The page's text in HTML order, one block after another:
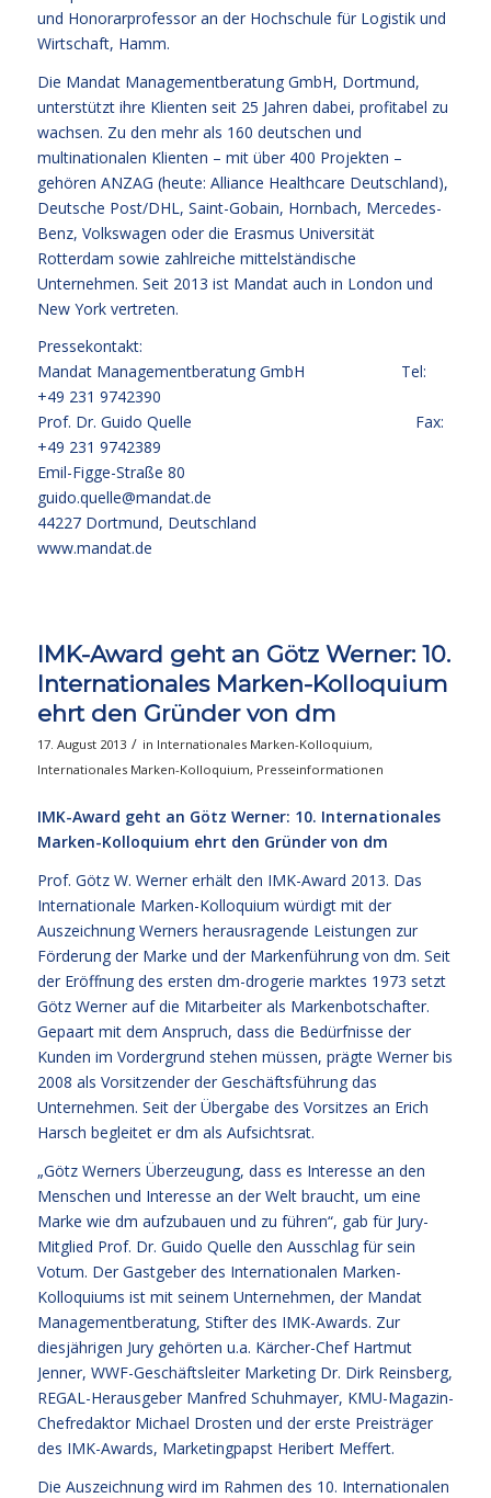
und Honorarprofessor an der Hochschule für Logistik und
Wirtschaft, Hamm.
Die Mandat Managementberatung GmbH, Dortmund,
unterstützt ihre Klienten seit 25 Jahren dabei, profitabel zu
wachsen. Zu den mehr als 160 deutschen und
multinationalen Klienten – mit über 400 Projekten –
gehören ANZAG (heute: Alliance Healthcare Deutschland),
Deutsche Post/DHL, Saint-Gobain, Hornbach, Mercedes-
Benz, Volkswagen oder die Erasmus Universität
Rotterdam sowie zahlreiche mittelständische
Unternehmen. Seit 2013 ist Mandat auch in London und
New York vertreten.
Pressekontakt:
Mandat Managementberatung GmbH Tel:
+49 231 9742390
Prof. Dr. Guido Quelle Fax:
+49 231 9742389
Emil-Figge-Straße 80
guido.quelle@mandat.de
44227 Dortmund, Deutschland
www.mandat.de
IMK-Award geht an Götz Werner: 10.
Internationales Marken-Kolloquium
ehrt den Gründer von dm
17. August 2013 / in Internationales Marken-Kolloquium,
Internationales Marken-Kolloquium, Presseinformationen
IMK-Award geht an Götz Werner: 10. Internationales
Marken-Kolloquium ehrt den Gründer von dm
Prof. Götz W. Werner erhält den IMK-Award 2013. Das
Internationale Marken-Kolloquium würdigt mit der
Auszeichnung Werners herausragende Leistungen zur
Förderung der Marke und der Markenführung von dm. Seit
der Eröffnung des ersten dm-drogerie marktes 1973 setzt
Götz Werner auf die Mitarbeiter als Markenbotschafter.
Gepaart mit dem Anspruch, dass die Bedürfnisse der
Kunden im Vordergrund stehen müssen, prägte Werner bis
2008 als Vorsitzender der Geschäftsführung das
Unternehmen. Seit der Übergabe des Vorsitzes an Erich
Harsch begleitet er dm als Aufsichtsrat.
„Götz Werners Überzeugung, dass es Interesse an den
Menschen und Interesse an der Welt braucht, um eine
Marke wie dm aufzubauen und zu führen“, gab für Jury-
Mitglied Prof. Dr. Guido Quelle den Ausschlag für sein
Votum. Der Gastgeber des Internationalen Marken-
Kolloquiums ist mit seinem Unternehmen, der Mandat
Managementberatung, Stifter des IMK-Awards. Zur
diesjährigen Jury gehörten u.a. Kärcher-Chef Hartmut
Jenner, WWF-Geschäftsleiter Marketing Dr. Dirk Reinsberg,
REGAL-Herausgeber Manfred Schuhmayer, KMU-Magazin-
Chefredaktor Michael Drosten und der erste Preisträger
des IMK-Awards, Marketingpapst Heribert Meffert.
Die Auszeichnung wird im Rahmen des 10. Internationalen